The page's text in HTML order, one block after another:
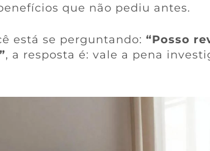
que não pediu antes.
está se perguntando: “Posso
, a resposta é: vale a pena